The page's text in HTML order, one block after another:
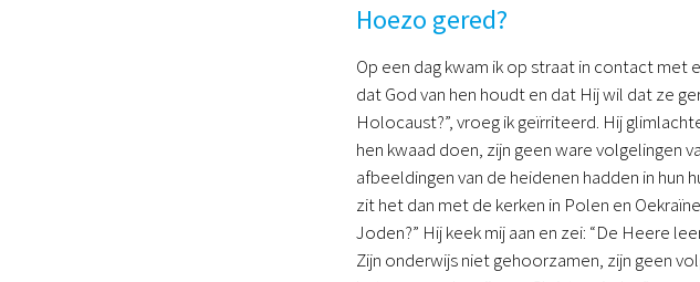
Hoezo gered?
Op een dag kwam ik op straat in contact
dat God van hen houdt en dat Hij wil dat ze
Holocaust?”, vroeg ik geïrriteerd. Hij
hen kwaad doen, zijn geen ware volgelingen
afbeeldingen van de heidenen hadden in hun
zit het dan met de kerken in Polen en
Joden?” Hij keek mij aan en zei: “De Heere
Zijn onderwijs niet gehoorzamen, zijn geen